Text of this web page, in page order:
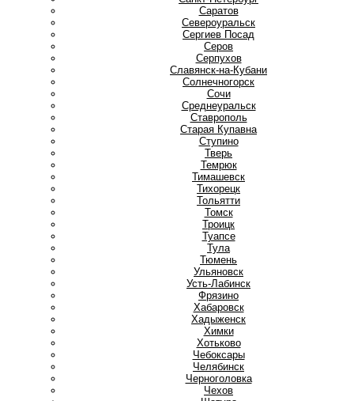
Саратов
Североуральск
Сергиев Посад
Серов
Серпухов
Славянск-на-Кубани
Солнечногорск
Сочи
Среднеуральск
Ставрополь
Старая Купавна
Ступино
Тверь
Темрюк
Тимашевск
Тихорецк
Тольятти
Томск
Троицк
Туапсе
Тула
Тюмень
Ульяновск
Усть-Лабинск
Фрязино
Хабаровск
Хадыженск
Химки
Хотьково
Чебоксары
Челябинск
Черноголовка
Чехов